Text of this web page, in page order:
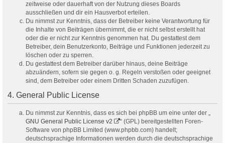
zeitweise oder dauerhaft von der Nutzung dieses Boards
ausschließen und dir ein Hausverbot erteilen.
Du nimmst zur Kenntnis, dass der Betreiber keine Verantwortung für
die Inhalte von Beiträgen übernimmt, die er nicht selbst erstellt hat
oder die er nicht zur Kenntnis genommen hat. Du gestattest dem
Betreiber, dein Benutzerkonto, Beiträge und Funktionen jederzeit zu
löschen oder zu sperren.
Du gestattest dem Betreiber darüber hinaus, deine Beiträge
abzuändern, sofern sie gegen o. g. Regeln verstoßen oder geeignet
sind, dem Betreiber oder einem Dritten Schaden zuzufügen.
4. General Public License
Du nimmst zur Kenntnis, dass es sich bei phpBB um eine unter der „
GNU General Public License v2
“ (GPL) bereitgestellten Foren-
Software von phpBB Limited (www.phpbb.com) handelt;
deutschsprachige Informationen werden durch die deutschsprachige